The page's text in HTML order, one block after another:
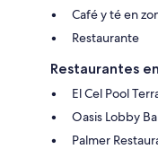
Café y té en
Restaurante
Restaurantes
El Cel Pool
Oasis Lobby
Palmer